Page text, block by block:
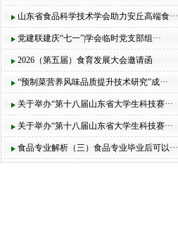
山东省食品科学技术学会助力安丘高端食···
党建联建庆“七一”|学会临时党支部组···
2026（第五届）食育发展大会邀请函
“预制菜营养风味品质提升技术研究”成···
关于举办“第十八届山东省大学生科技赛···
关于举办“第十八届山东省大学生科技赛···
食品专业解析（三）食品专业毕业后可以···